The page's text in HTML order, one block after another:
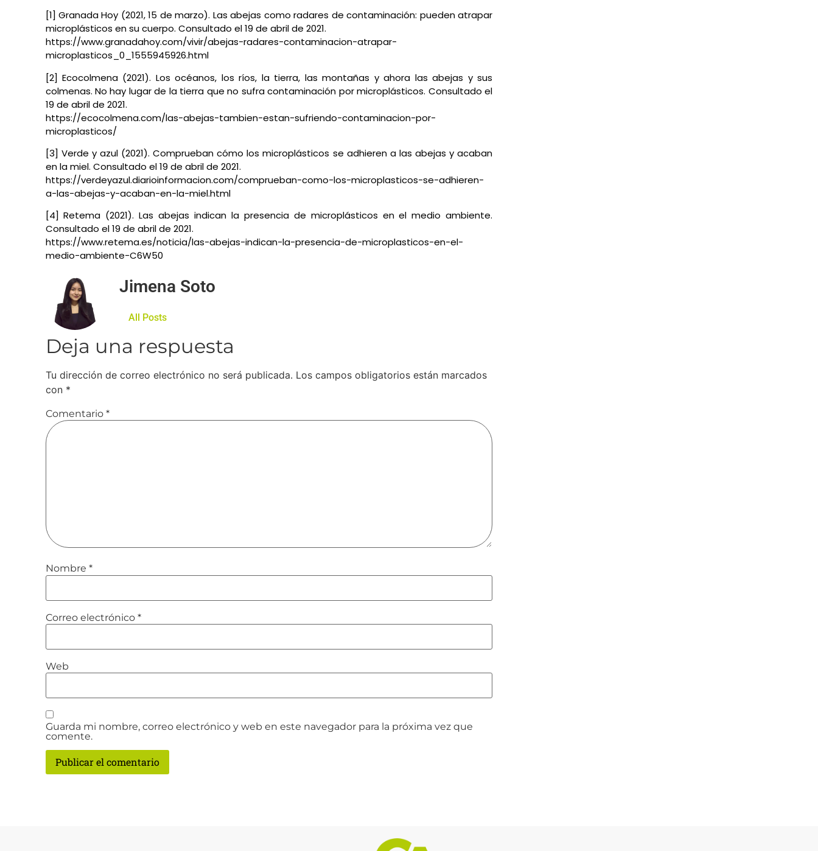
[1] Granada Hoy (2021, 15 de marzo). Las abejas como radares de contaminación: pueden atrapar
microplásticos en su cuerpo. Consultado el 19 de abril de 2021.
https://www.granadahoy.com/vivir/abejas-radares-contaminacion-atrapar-
microplasticos_0_1555945926.html
[2] Ecocolmena (2021). Los océanos, los ríos, la tierra, las montañas y ahora las abejas y sus
colmenas. No hay lugar de la tierra que no sufra contaminación por microplásticos. Consultado el
19 de abril de 2021.
https://ecocolmena.com/las-abejas-tambien-estan-sufriendo-contaminacion-por-
microplasticos/
[3] Verde y azul (2021). Comprueban cómo los microplásticos se adhieren a las abejas y acaban
en la miel. Consultado el 19 de abril de 2021.
https://verdeyazul.diarioinformacion.com/comprueban-como-los-microplasticos-se-adhieren-
a-las-abejas-y-acaban-en-la-miel.html
[4] Retema (2021). Las abejas indican la presencia de microplásticos en el medio ambiente.
Consultado el 19 de abril de 2021.
https://www.retema.es/noticia/las-abejas-indican-la-presencia-de-microplasticos-en-el-
medio-ambiente-C6W50
Jimena Soto
All Posts
Deja una respuesta
Tu dirección de correo electrónico no será publicada. Los campos obligatorios están marcados
con *
Comentario *
Nombre *
Correo electrónico *
Web
Guarda mi nombre, correo electrónico y web en este navegador para la próxima vez que
comente.